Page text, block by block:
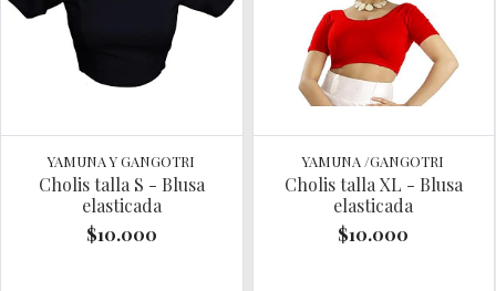
YAMUNA Y GANGOTRI
Cholis talla S - Blusa
elasticada
$10.000
YAMUNA /GANGOTRI
Cholis talla XL - Blusa
elasticada
$10.000